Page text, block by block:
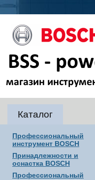
Каталог
Профессиональный
инструмент BOSCH
Принадлежности и
оснастка BOSCH
Профессиональный